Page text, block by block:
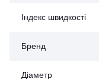
Індекс швидкості
Бренд
Діаметр